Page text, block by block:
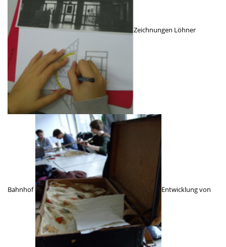
Zeich­nun­gen Löhner
Bahnhof Entwick­lung von